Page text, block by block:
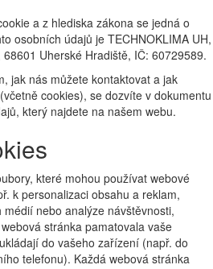
a z hlediska zákona se jedná o
osobních údajů je TECHNOKLIMA UH,
Uherské Hradiště, IČ: 60729589.
jak nás můžete kontaktovat a jak
cookies), se dozvíte v dokumentu
který najdete na našem webu.
které mohou používat webové
k personalizaci obsahu a reklam,
nebo analýze návštěvnosti,
stránka pamatovala vaše
do vašeho zařízení (např. do
telefonu). Každá webová stránka